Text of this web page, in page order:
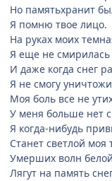
Но памятьхранит
Я помню твое лицо.
На руках моих
Я еще не смирилась
И даже когда снег
Я не смогу
Моя боль все не
У меня больше нет
Я когда-нибудь
Станет светлой моя
Умерших волн
Лягут на память